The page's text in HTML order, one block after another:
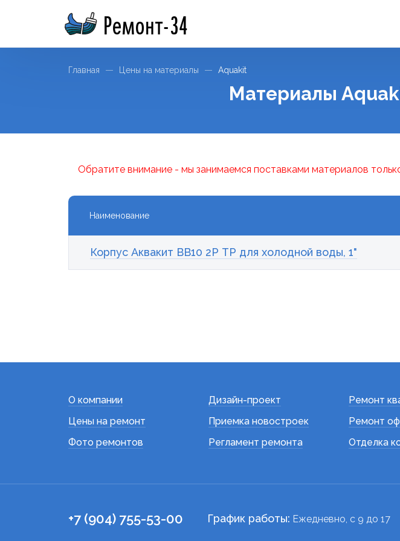
Ремонт-34
Главная Цены на материалы Aquakit
Материалы
Обратите внимание - мы занимаемся поставками материалов
Наименование
Корпус Аквакит ВВ10 2Р ТР для холодной воды, 1"
О компании
Цены на ремонт
Фото ремонтов
Дизайн-проект
Приемка новостроек
Регламент ремонта
Ремонт
Ремонт
Отделка
+7 (904) 755-53-00 График работы: Ежедневно, c 9 до 17